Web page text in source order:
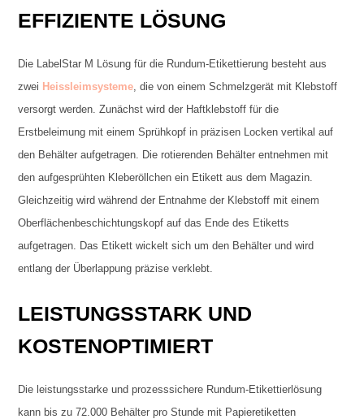
EFFIZIENTE LÖSUNG
Die LabelStar M Lösung für die Rundum-Etikettierung besteht aus
zwei Heissleimsysteme, die von einem Schmelzgerät mit Klebstoff
versorgt werden. Zunächst wird der Haftklebstoff für die
Erstbeleimung mit einem Sprühkopf in präzisen Locken vertikal auf
den Behälter aufgetragen. Die rotierenden Behälter entnehmen mit
den aufgesprühten Kleberöllchen ein Etikett aus dem Magazin.
Gleichzeitig wird während der Entnahme der Klebstoff mit einem
Oberflächenbeschichtungskopf auf das Ende des Etiketts
aufgetragen. Das Etikett wickelt sich um den Behälter und wird
entlang der Überlappung präzise verklebt.
LEISTUNGSSTARK UND
KOSTENOPTIMIERT
Die leistungsstarke und prozesssichere Rundum-Etikettierlösung
kann bis zu 72.000 Behälter pro Stunde mit Papieretiketten